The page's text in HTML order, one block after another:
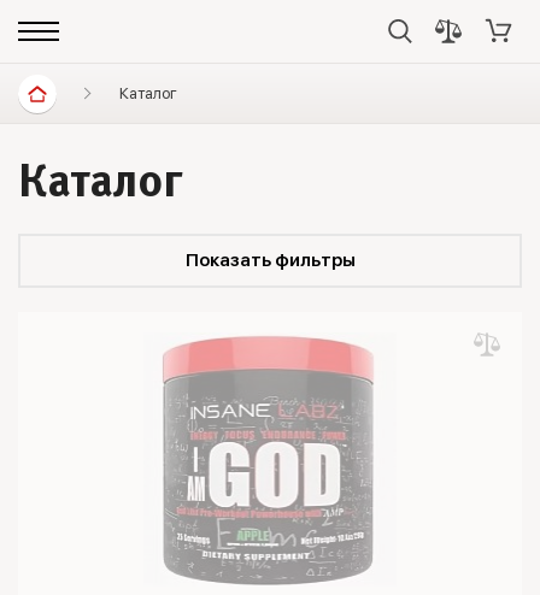
Каталог
Каталог
Показать фильтры